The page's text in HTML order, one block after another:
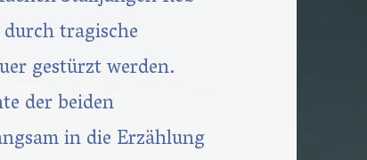
tragische
gestürzt werden.
der beiden
in die Erzählung